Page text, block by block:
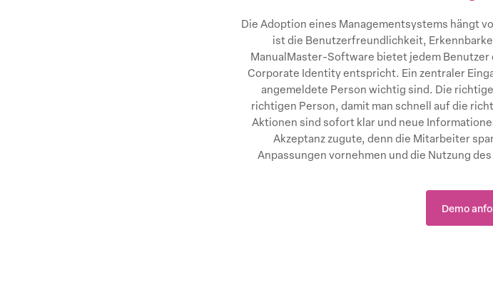
Die Adoption eines Managementsystems hängt
ist die Benutzerfreundlichkeit,
ManualMaster-Software bietet jedem
Corporate Identity entspricht. Ein zentraler
angemeldete Person wichtig sind. Die
richtigen Person, damit man schnell auf die
Aktionen sind sofort klar und neue
Akzeptanz zugute, denn die Mitarbeiter
Anpassungen vornehmen und die Nutzung
Demo